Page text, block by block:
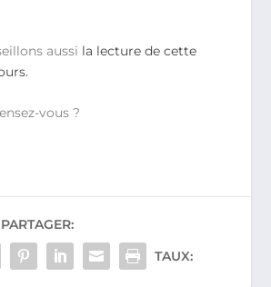
aussi la lecture de cette
vous ?
PARTAGER:
TAUX: